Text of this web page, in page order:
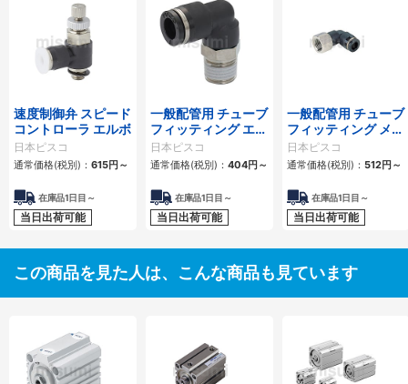
速度制御弁 スピード
コントローラ エルボ
日本ピスコ
通常価格(税別)： 615円 ～
在庫品1日目～
当日出荷可能
一般配管用 チューブ
フィッティング エル
ボ
日本ピスコ
通常価格(税別)： 404円 ～
在庫品1日目～
当日出荷可能
一般配管用 チューブ
フィッティング メス
エルボ
日本ピスコ
通常価格(税別)： 512円 ～
在庫品1日目～
当日出荷可能
この商品を見た人は、こんな商品も見ています